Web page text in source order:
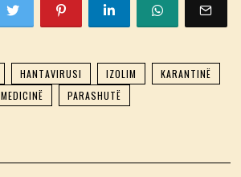
HANTAVIRUSI IZOLIM
KARANTINË
MEDICINË
PARASHUTË